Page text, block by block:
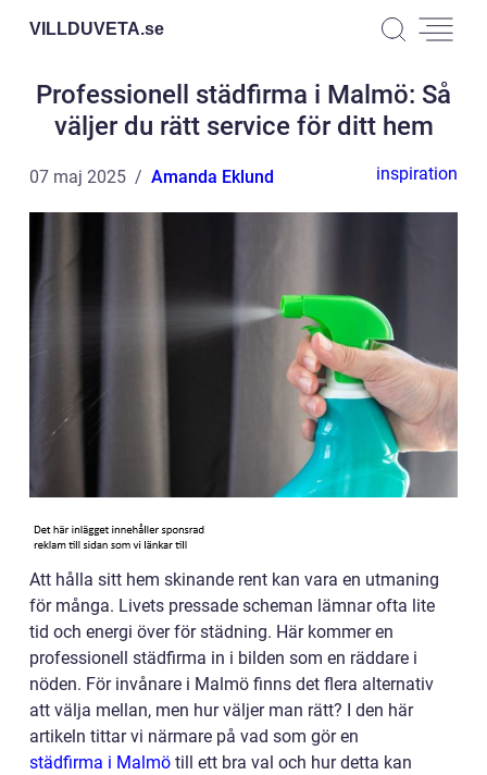
VILLDUVETA.se
Professionell städfirma i Malmö: Så
väljer du rätt service för ditt hem
07 maj 2025 Amanda Eklund inspiration
Att hålla sitt hem skinande rent kan vara en utmaning
för många. Livets pressade scheman lämnar ofta lite
tid och energi över för städning. Här kommer en
professionell städfirma in i bilden som en räddare i
nöden. För invånare i Malmö finns det flera alternativ
att välja mellan, men hur väljer man rätt? I den här
artikeln tittar vi närmare på vad som gör en
städfirma i Malmö till ett bra val och hur detta kan